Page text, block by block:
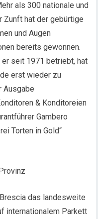
als 300 nationale und
Zunft hat der gebürtige
und Augen
bereits gewonnen.
seit 1971 betriebt, hat
erst wieder zu
Ausgabe
& Konditoreien
Gambero
Torten in Gold“
das landesweite
internationalem Parkett